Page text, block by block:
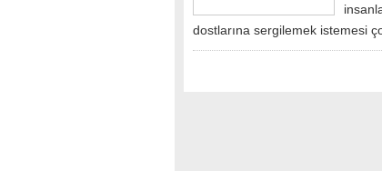
dostlarına sergilemek istemesi